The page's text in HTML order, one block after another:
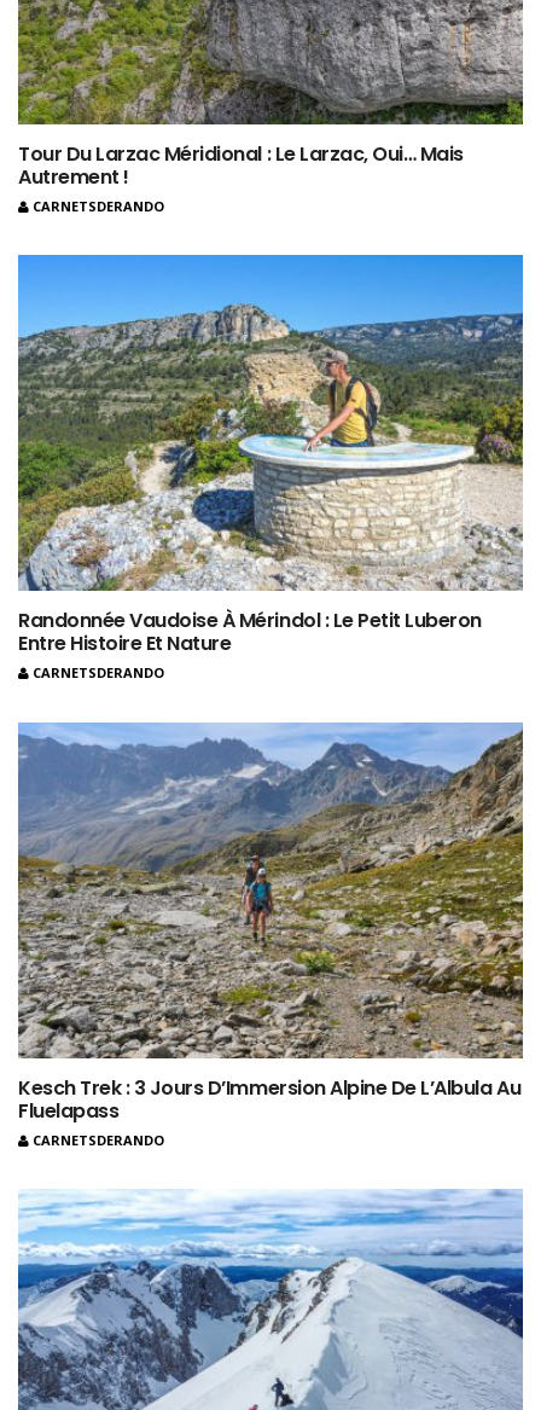
Tour Du Larzac Méridional : Le Larzac, Oui… Mais
Autrement !
CARNETSDERANDO
Randonnée Vaudoise À Mérindol : Le Petit Luberon
Entre Histoire Et Nature
CARNETSDERANDO
Kesch Trek : 3 Jours D’Immersion Alpine De L’Albula Au
Fluelapass
CARNETSDERANDO